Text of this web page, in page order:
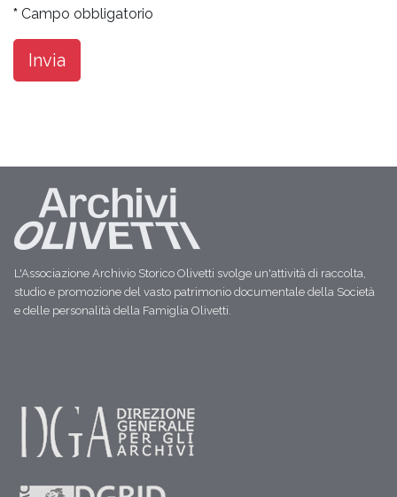
* Campo obbligatorio
Invia
L'Associazione Archivio Storico Olivetti svolge un'attività di raccolta,
studio e promozione del vasto patrimonio documentale della Società
e delle personalità della Famiglia Olivetti.